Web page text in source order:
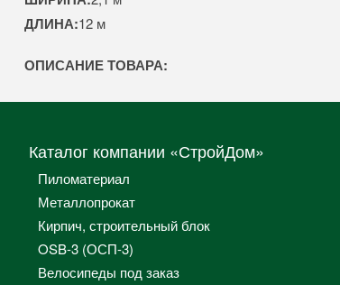
ДЛИНА:12 м
ОПИСАНИЕ ТОВАРА:
Каталог компании «СтройДом»
Пиломатериал
Металлопрокат
Кирпич, строительный блок
OSB-3 (ОСП-3)
Велосипеды под заказ